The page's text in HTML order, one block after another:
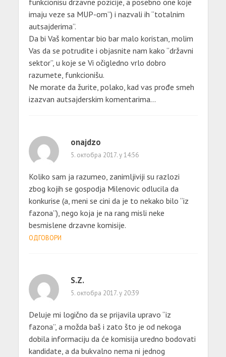
imaju veze sa MUP-om”) i nazvali ih “totalnim
autsajderima”.
Da bi Vaš komentar bio bar malo koristan, molim
Vas da se potrudite i objasnite nam kako “državni
sektor”, u koje se Vi očigledno vrlo dobro
razumete, funkcionišu.
Ne morate da žurite, polako, kad vas prođe smeh
izazvan autsajderskim komentarima…
onajdzo
5. октобра 2017. у 14:56
Koliko sam ja razumeo, zanimljiviji su razlozi
zbog kojih se gospodja Milenovic odlucila da
konkurise (a, meni se cini da je to nekako bilo “iz
fazona”), nego koja je na rang misli neke
besmislene drzavne komisije.
ОДГОВОРИ
S.Z.
5. октобра 2017. у 20:39
Deluje mi logično da se prijavila upravo “iz
fazona”, a možda baš i zato što je od nekoga
dobila informaciju da će komisija uredno bodovati
kandidate, a da bukvalno nema ni jednog